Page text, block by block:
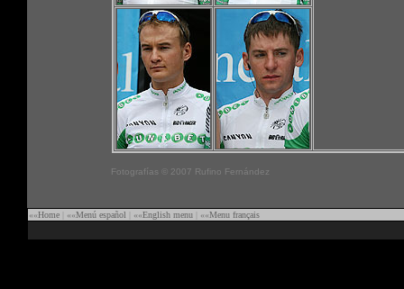
Fotografías © 2007 Rufino Fernández
««Home ««Menú español ««English menu ««Menu français